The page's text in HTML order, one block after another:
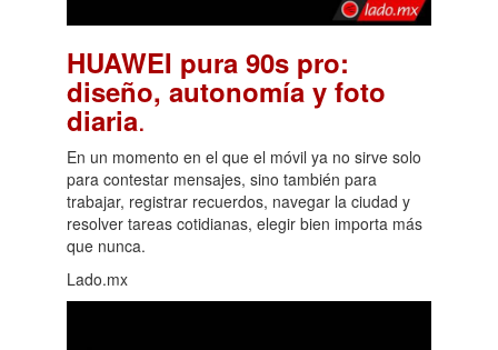
HUAWEI pura 90s pro:
diseño, autonomía y foto
diaria.
En un momento en el que el móvil ya no sirve solo
para contestar mensajes, sino también para
trabajar, registrar recuerdos, navegar la ciudad y
resolver tareas cotidianas, elegir bien importa más
que nunca.
Lado.mx